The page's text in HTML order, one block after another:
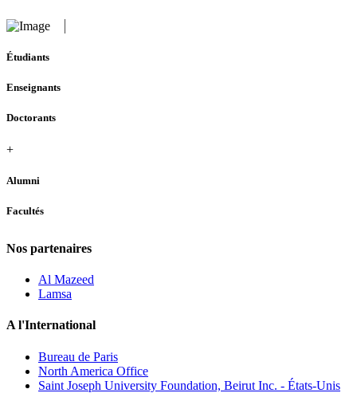
Étudiants
Enseignants
Doctorants
+
Alumni
Facultés
Nos partenaires
Al Mazeed
Lamsa
A l'International
Bureau de Paris
North America Office
Saint Joseph University Foundation, Beirut Inc. - États-Unis